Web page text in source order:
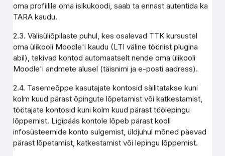
oma profiilile oma isikukoodi, saab ta ennast autentida ka
TARA kaudu.
2.3. Välisüliõpilaste puhul, kes osalevad TTK kursustel
oma ülikooli Moodle'i kaudu (LTI väline tööriist plugina
abil), tekivad kontod automaatselt nende oma ülikooli
Moodle'i andmete alusel (täisnimi ja e-posti aadress).
2.4. Tasemeõppe kasutajate kontosid säilitatakse kuni
kolm kuud pärast õpingute lõpetamist või katkestamist,
töötajate kontosid kuni kolm kuud pärast töölepingu
lõppemist. Ligipääs kontole lõpeb pärast kooli
infosüsteemide konto sulgemist, üldjuhul mõned päevad
pärast lõpetamist, katkestamist või lepingu lõppemist.